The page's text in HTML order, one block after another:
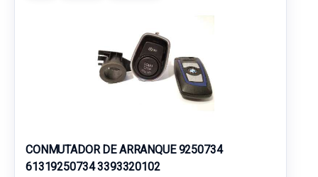
CONMUTADOR DE ARRANQUE 9250734
61319250734 3393320102